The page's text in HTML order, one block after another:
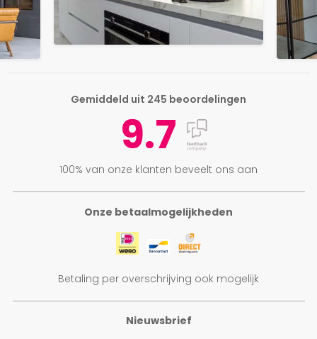
Onze betaalmogelijkheden
Betaling per overschrijving ook mogelijk
Gemiddeld uit 245 beoordelingen
9.7
100% van onze klanten beveelt ons aan
Nieuwsbrief